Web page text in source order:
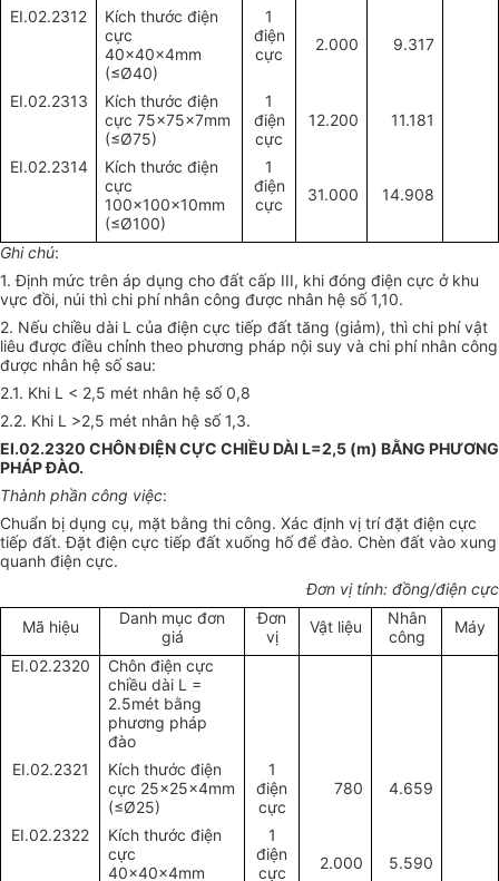
EI.02.2312
Kích thước điện
cực
40x40x4mm
(≤Ø40)
1
điện
cực
2.000 9.317
EI.02.2313
Kích thước điện
cực 75x75x7mm
(≤Ø75)
1
điện
cực
12.200 11.181
EI.02.2314
Kích thước điện
cực
100x100x10mm
(≤Ø100)
1
điện
cực
31.000 14.908
Ghi chú:
1. Định mức trên áp dụng cho đất cấp III, khi đóng điện cực ở khu
vực đồi, núi thì chi phí nhân công được nhân hệ số 1,10.
2. Nếu chiều dài L của điện cực tiếp đất tăng (giảm), thì chi phí vật
liêu được điều chỉnh theo phương pháp nội suy và chi phí nhân công
được nhân hệ số sau:
2.1. Khi L < 2,5 mét nhân hệ số 0,8
2.2. Khi L >2,5 mét nhân hệ số 1,3.
EI.02.2320 CHÔN ĐIỆN CỰC CHIỀU DÀI L=2,5 (m) BẰNG PHƯƠNG
PHÁP ĐÀO.
Thành phần công việc:
Chuẩn bị dụng cụ, mặt bằng thi công. Xác định vị trí đặt điện cực
tiếp đất. Đặt điện cực tiếp đất xuống hố để đào. Chèn đất vào xung
quanh điện cực.
Đơn vị tính: đồng/điện cực
Mã hiệu
Danh mục đơn
giá
Đơn
vị
Vật liệu
Nhân
công
Máy
EI.02.2320
Chôn điện cực
chiều dài L =
2.5mét bằng
phương pháp
đào
EI.02.2321
Kích thước điện
cực 25x25x4mm
(≤Ø25)
1
điện
cực
780 4.659
EI.02.2322
Kích thước điện
cực
40x40x4mm
1
điện
cực
2.000 5.590